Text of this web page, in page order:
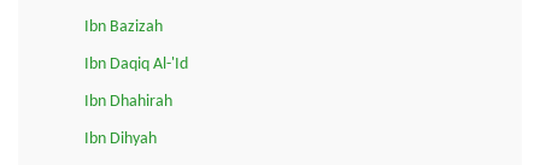
Ibn Bazizah
Ibn Daqiq Al-'Id
Ibn Dhahirah
Ibn Dihyah